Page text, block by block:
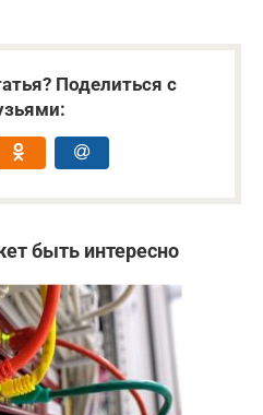
Поделиться с
быть интересно